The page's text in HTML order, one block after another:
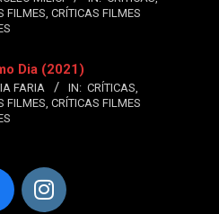
FILMES CRÍTICAS FILMES
Dia (2021)
FARIA IN: CRÍTICAS
FILMES CRÍTICAS FILMES